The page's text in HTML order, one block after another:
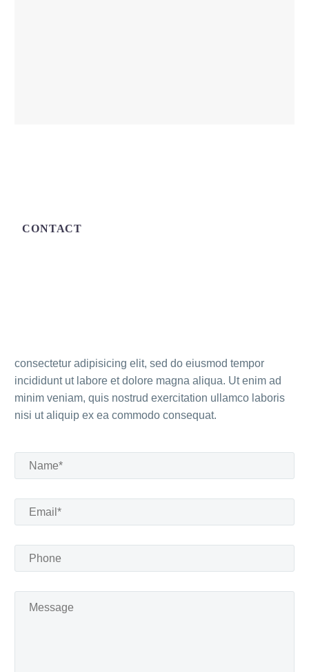
CONTACT
consectetur adipisicing elit, sed do eiusmod tempor
incididunt ut labore et dolore magna aliqua. Ut enim ad
minim veniam, quis nostrud exercitation ullamco laboris
nisi ut aliquip ex ea commodo consequat.